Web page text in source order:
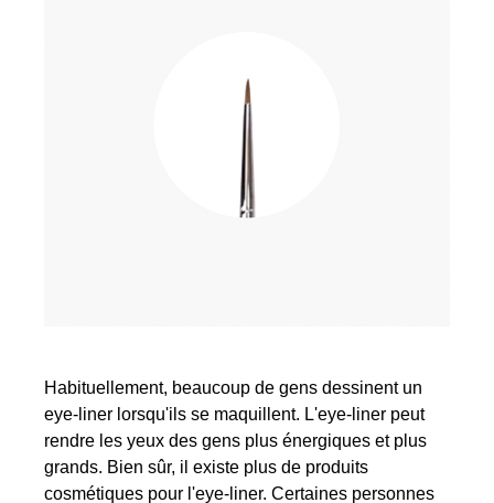
Habituellement, beaucoup de gens dessinent un
eye-liner lorsqu'ils se maquillent. L'eye-liner peut
rendre les yeux des gens plus énergiques et plus
grands. Bien sûr, il existe plus de produits
cosmétiques pour l'eye-liner. Certaines personnes